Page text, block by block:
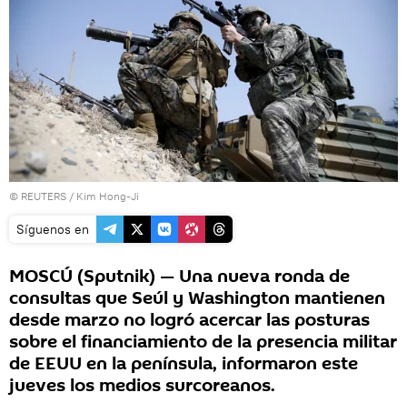
© REUTERS / Kim Hong-Ji
Síguenos en
MOSCÚ (Sputnik) — Una nueva ronda de
consultas que Seúl y Washington mantienen
desde marzo no logró acercar las posturas
sobre el financiamiento de la presencia militar
de EEUU en la península, informaron este
jueves los medios surcoreanos.